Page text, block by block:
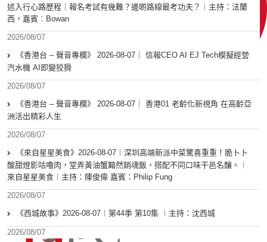
述入行心路歷程｜報名考試有幾難？邊啲路線最考功夫？︱主持：法蘭
西，嘉賓︰Bowan
2026/08/07
《香港台 – 聲音專欄》 2026-08-07｜ 信報CEO AI EJ Tech模擬經營
汽水機 AI即變狡猾
2026/08/07
《香港台 – 聲音專欄》 2026-08-07｜ 香港01 老齡化新視角 在高齡亞
洲活出精彩人生
2026/08/07
《來自星星美食》2026-08-07︱深圳高端新派中菜驚喜重重！脆卜卜
酸甜燈影咕嚕肉，堂弄黃油蟹黯然銷魂飯，搭配不同口味干邑名釀。︱
來自星星美食︱主持：陳俊偉 嘉賓：Philip Fung
2026/08/07
《西城故事》2026-08-07︱第44季 第10集 ︱主持：沈西城
2026/08/07